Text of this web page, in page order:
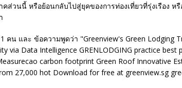
คส่วนนี้ หรือย้อนกลับไปสู่ยุคของการท่องเที่ยวที่รุ่งเรือง ห